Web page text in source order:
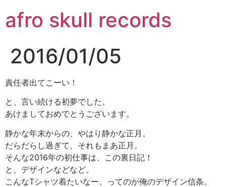
ン
テ
ス
キ
ッ
プ
afro skull records
2016/01/05
責任者出てこーい！
と、言い続ける初夢でした。
あけましておめでとうございます。
静かな年末からの、やはり静かな正月。
だらだらし過ぎて、それもまあ正月。
そんな2016年の初仕事は、この裏日記！
と、デザインなどなど。
こんなTシャツ着たいなー、ってのが俺のデザイン信条。